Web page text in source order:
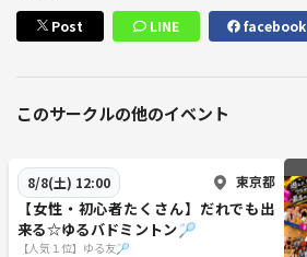
Post LINE facebook
このサークルの他のイベント
8/8(土) 12:00 東京都
【女性・初心者たくさん】だれでも出
来る☆ゆるバドミントン🏸
【人気１位】ゆる友🏸